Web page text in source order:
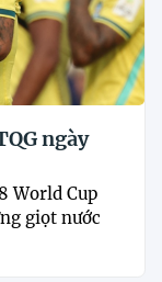
ngày
World Cup
giọt nước